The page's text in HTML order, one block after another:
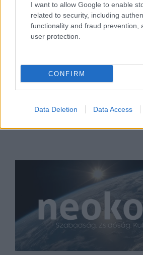
I want to allow Google to enable
related to security, including
functionality and fraud prevention,
user protection.
CONFIRM
Data Deletion Data Access
Több holland
alkalmazottainak
kapcsolatait
2022. február 13.